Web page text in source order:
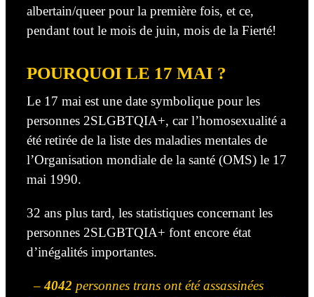
albertain/queer pour la première fois, et ce,
pendant tout le mois de juin, mois de la Fierté!
POURQUOI LE 17 MAI ?
Le 17 mai est une date symbolique pour les
personnes 2SLGBTQIA+, car l’homosexualité a
été retirée de la liste des maladies mentales de
l’Organisation mondiale de la santé (OMS) le 17
mai 1990.
32 ans plus tard, les statistiques concernant les
personnes 2SLGBTQIA+ font encore état
d’inégalités importantes.
–4042 personnes trans ont été assassinées